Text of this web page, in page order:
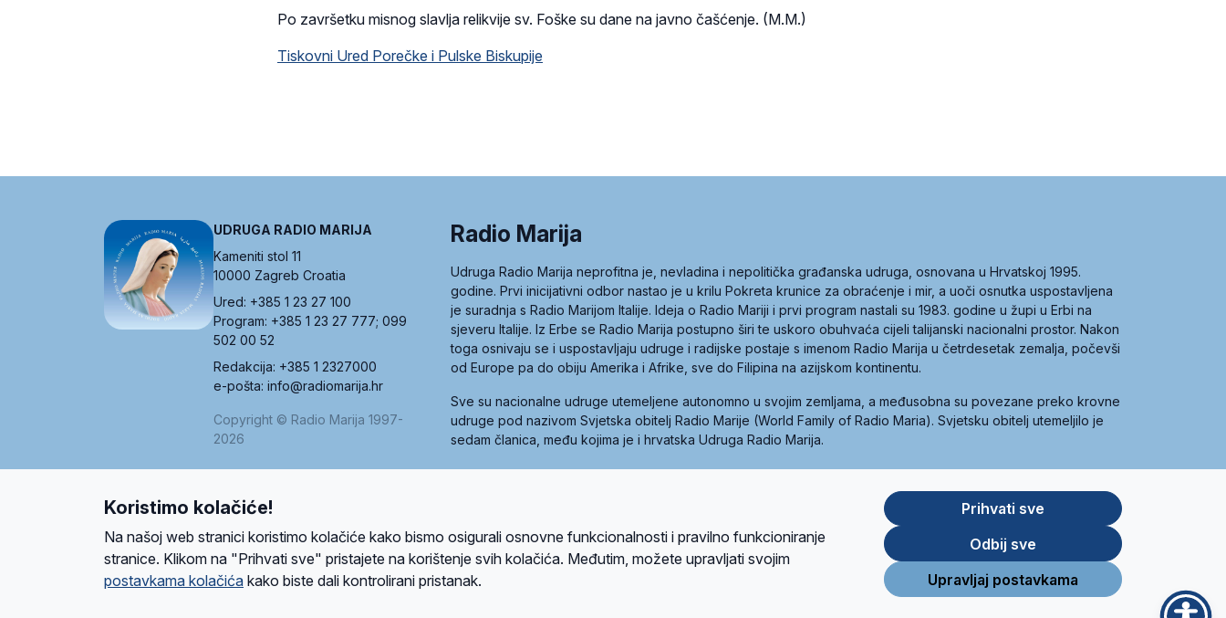
Po završetku misnog slavlja relikvije sv. Foške su dane na javno čašćenje. (M.M.)
Tiskovni Ured Porečke i Pulske Biskupije
UDRUGA RADIO MARIJA
Kameniti stol 11
10000 Zagreb Croatia
Ured: +385 1 23 27 100
Program: +385 1 23 27 777; 099
502 00 52
Redakcija: +385 1 2327000
e-pošta: info@radiomarija.hr
Copyright © Radio Marija 1997-
2026
Radio Marija
Udruga Radio Marija neprofitna je, nevladina i nepolitička građanska udruga, osnovana u Hrvatskoj 1995.
godine. Prvi inicijativni odbor nastao je u krilu Pokreta krunice za obraćenje i mir, a uoči osnutka uspostavljena
je suradnja s Radio Marijom Italije. Ideja o Radio Mariji i prvi program nastali su 1983. godine u župi u Erbi na
sjeveru Italije. Iz Erbe se Radio Marija postupno širi te uskoro obuhvaća cijeli talijanski nacionalni prostor. Nakon
toga osnivaju se i uspostavljaju udruge i radijske postaje s imenom Radio Marija u četrdesetak zemalja, počevši
od Europe pa do obiju Amerika i Afrike, sve do Filipina na azijskom kontinentu.
Sve su nacionalne udruge utemeljene autonomno u svojim zemljama, a međusobna su povezane preko krovne
udruge pod nazivom Svjetska obitelj Radio Marije (World Family of Radio Maria). Svjetsku obitelj utemeljilo je
sedam članica, među kojima je i hrvatska Udruga Radio Marija.
Ova stranica je zaštićena Google reCAPTCHA sustavom Store
Koristimo kolačiće!
Na našoj web stranici koristimo kolačiće kako bismo osigurali osnovne funkcionalnosti i pravilno funkcioniranje
stranice. Klikom na "Prihvati sve" pristajete na korištenje svih kolačića. Međutim, možete upravljati svojim
postavkama kolačića kako biste dali kontrolirani pristanak.
Prihvati sve
Odbij sve
Upravljaj postavkama